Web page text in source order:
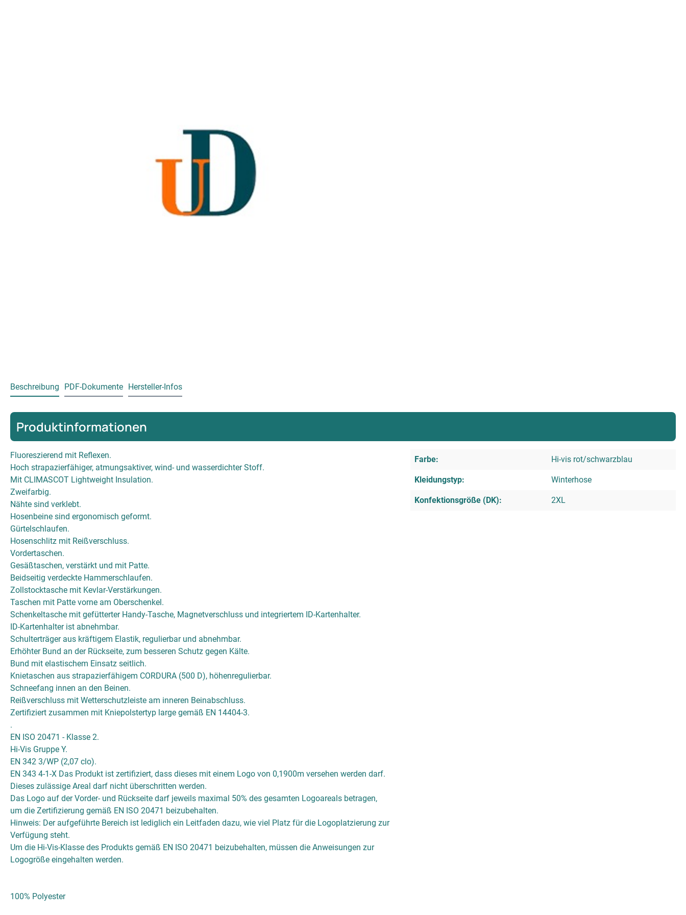
Beschreibung PDF-Dokumente Hersteller-Infos
Produktinformationen
Fluoreszierend mit Reflexen.
Hoch strapazierfähiger, atmungsaktiver, wind- und wasserdichter Stoff.
Mit CLIMASCOT Lightweight Insulation.
Zweifarbig.
Nähte sind verklebt.
Hosenbeine sind ergonomisch geformt.
Gürtelschlaufen.
Hosenschlitz mit Reißverschluss.
Vordertaschen.
Gesäßtaschen, verstärkt und mit Patte.
Beidseitig verdeckte Hammerschlaufen.
Zollstocktasche mit Kevlar-Verstärkungen.
Taschen mit Patte vorne am Oberschenkel.
Schenkeltasche mit gefütterter Handy-Tasche, Magnetverschluss und integriertem ID-Kartenhalter.
ID-Kartenhalter ist abnehmbar.
Schulterträger aus kräftigem Elastik, regulierbar und abnehmbar.
Erhöhter Bund an der Rückseite, zum besseren Schutz gegen Kälte.
Bund mit elastischem Einsatz seitlich.
Knietaschen aus strapazierfähigem CORDURA (500 D), höhenregulierbar.
Schneefang innen an den Beinen.
Reißverschluss mit Wetterschutzleiste am inneren Beinabschluss.
Zertifiziert zusammen mit Kniepolstertyp large gemäß EN 14404-3.
.
EN ISO 20471 - Klasse 2.
Hi-Vis Gruppe Y.
EN 342 3/WP (2,07 clo).
EN 343 4-1-X Das Produkt ist zertifiziert, dass dieses mit einem Logo von 0,1900m versehen werden darf.
Dieses zulässige Areal darf nicht überschritten werden.
Das Logo auf der Vorder- und Rückseite darf jeweils maximal 50% des gesamten Logoareals betragen,
um die Zertifizierung gemäß EN ISO 20471 beizubehalten.
Hinweis: Der aufgeführte Bereich ist lediglich ein Leitfaden dazu, wie viel Platz für die Logoplatzierung zur
Verfügung steht.
Um die Hi-Vis-Klasse des Produkts gemäß EN ISO 20471 beizubehalten, müssen die Anweisungen zur
Logogröße eingehalten werden.
100% Polyester
Farbe: Hi-vis rot/schwarzblau
Kleidungstyp: Winterhose
Konfektionsgröße (DK): 2XL